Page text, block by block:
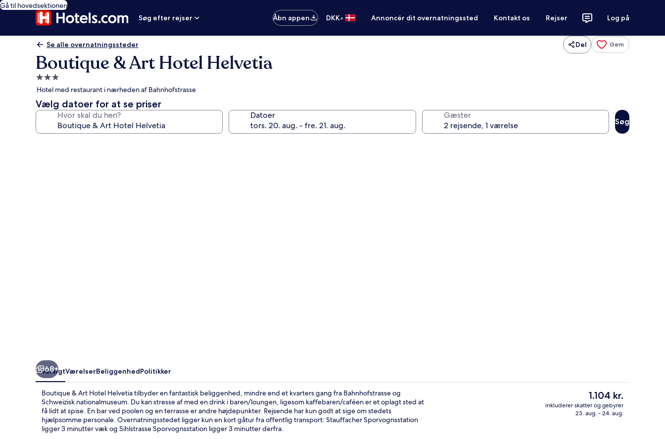
Gå til hovedsektionen
Søg efter rejser
Åbn appen DKK• Annoncér dit overnatningssted Kontakt os Rejser Log på
Se alle overnatningssteder Del Gem
Boutique & Art Hotel Helvetia
3.0-
stjernet
overnatningssted
Hotel med restaurant i nærheden af Bahnhofstrasse
Vælg datoer for at se priser
Hvor skal du hen? Datoer Gæster
Søg
Overnatningsstedets facade Der serveres morgenmad, frokost,
68+
OversigtVærelserBeliggenhedPolitikker
Boutique & Art Hotel Helvetia tilbyder en fantastisk beliggenhed, mindre end et kvarters gang fra Bahnhofstrasse og
Schweizisk nationalmuseum. Du kan stresse af med en drink i baren/loungen, ligesom kaffebaren/caféen er et oplagt sted at
få lidt at spise. En bar ved poolen og en terrasse er andre højdepunkter. Rejsende har kun godt at sige om stedets
hjælpsomme personale. Overnatningsstedet ligger kun en kort gåtur fra offentlig transport: Stauffacher Sporvognsstation
ligger 3 minutter væk og Sihlstrasse Sporvognsstation ligger 3 minutter derfra.
Den
nuværende
pris
1.104 kr.
inkluderer skatter og gebyrer
23. aug. - 24. aug.